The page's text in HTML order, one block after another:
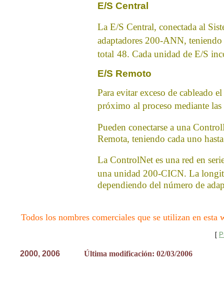
E/S Central
La E/S Central, conectada al
adaptadores 200-ANN, teniendo
total 48. Cada unidad de E/S
E/S Remoto
Para evitar exceso de cableado
próximo al proceso mediante
Pueden conectarse a una
Remota, teniendo cada uno
La ControlNet es una red en
una unidad 200-CICN. La
dependiendo del número de
Todos los nombres comerciales que se utilizan en esta
[
2000, 2006 Última modificación: 02/03/2006